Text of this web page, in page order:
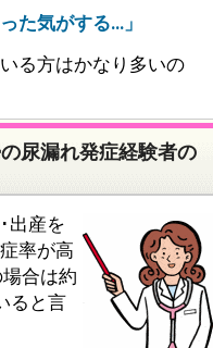
た気がする…」
る方はかなり多いの
尿漏れ発症経験者の
出産を
率が高
合は約
ると言